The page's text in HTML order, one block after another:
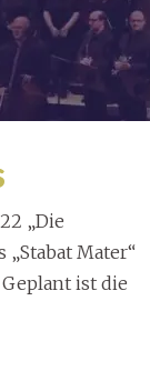
„Die
„Stabat Mater“
ist die